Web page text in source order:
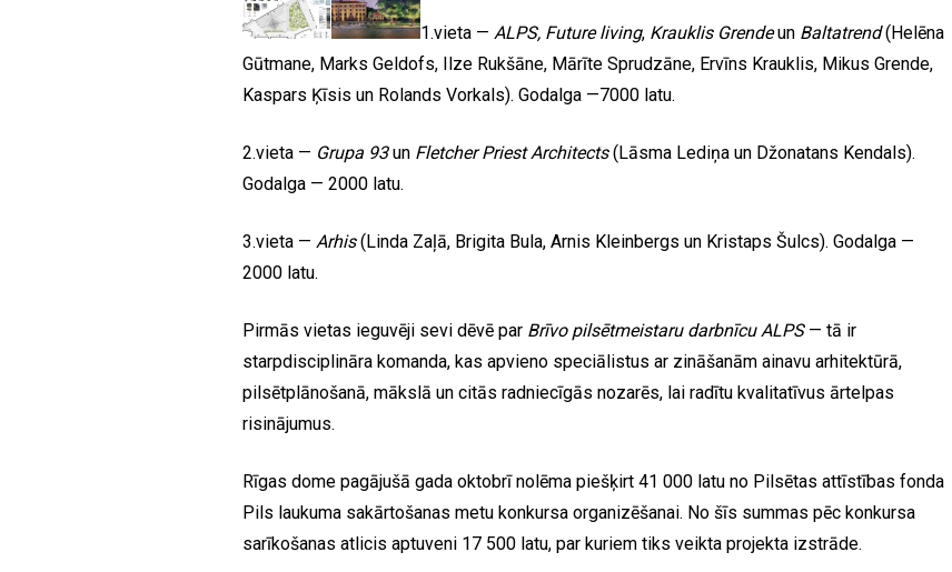
1.vieta —ALPS, Future living, Krauklis Grendeun Baltatrend(Helēna
Gūtmane, Marks Geldofs, Ilze Rukšāne, Mārīte Sprudzāne, Ervīns Krauklis, Mikus Grende,
Kaspars Ķīsis un Rolands Vorkals). Godalga —7000 latu.
2.vieta — Grupa 93un Fletcher Priest Architects(Lāsma Lediņa un Džonatans Kendals).
Godalga — 2000 latu.
3.vieta —Arhis(Linda Zaļā, Brigita Bula, Arnis Kleinbergs un Kristaps Šulcs). Godalga —
2000 latu.
Pirmās vietas ieguvēji sevi dēvē par Brīvo pilsētmeistaru darbnīcu ALPS — tā ir
starpdisciplināra komanda, kas apvieno speciālistus ar zināšanām ainavu arhitektūrā,
pilsētplānošanā, mākslā un citās radniecīgās nozarēs, lai radītu kvalitatīvus ārtelpas
risinājumus.
Rīgas dome pagājušā gada oktobrī nolēma piešķirt 41 000 latu no Pilsētas attīstības fonda
Pils laukuma sakārtošanas metu konkursa organizēšanai. No šīs summas pēc konkursa
sarīkošanas atlicis aptuveni 17 500 latu, par kuriem tiks veikta projekta izstrāde.